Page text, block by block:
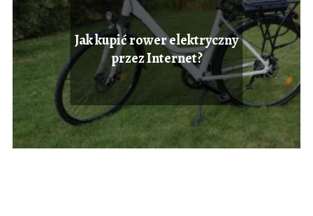
Jak kupić rower elektryczny
przez Internet?